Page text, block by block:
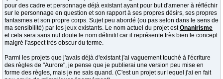
pour des cadre et personnage déjà existant ayant pour but d'amener à réfléchir
sur le personnage en question et son rapport à ses propres désirs, ses propres
fantasmes et son propre corps. Sujet peu abordé (ou pas selon dans le sens de
ma sensibilité) par les jeux existants. Le nom actuel du projet estOnanirisme
et cela sera sans nul doute le nom définitif car il représente très bien le concept
malgré l'aspect très obscur du terme.
Parmi les projets que j'avais déjà d'existant j'ai vaguement touché à l'écriture
des règles de "Aurore", je pense que je publierai une version peu mise en
forme des règles, mais je ne sais quand. (C'est un projet sur lequel j'ai en fait